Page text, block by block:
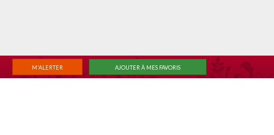
M'ALERTER AJOUTER À MES FAVORIS